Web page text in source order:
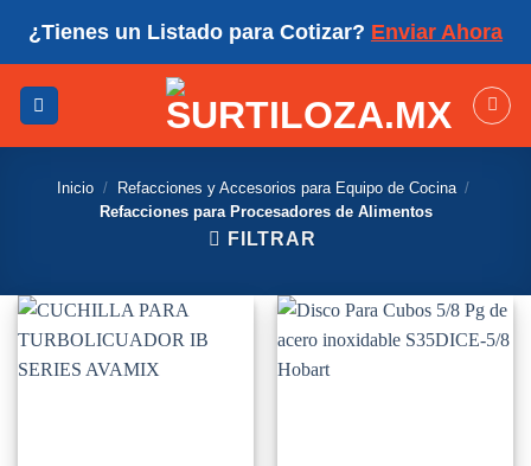
¿Tienes un Listado para Cotizar? Enviar Ahora
Inicio / Refacciones y Accesorios para Equipo de Cocina /
Refacciones para Procesadores de Alimentos
FILTRAR